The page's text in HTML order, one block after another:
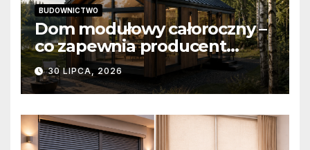
BUDOWNICTWO
Dom modułowy całoroczny –
co zapewnia producent
domów modułowych?
30 LIPCA, 2026